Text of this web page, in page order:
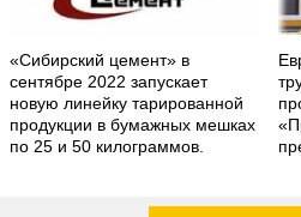
«Сибирский цемент» в
сентябре 2022 запускает
новую линейку тарированной
продукции в бумажных мешках
по 25 и 50 килограммов.